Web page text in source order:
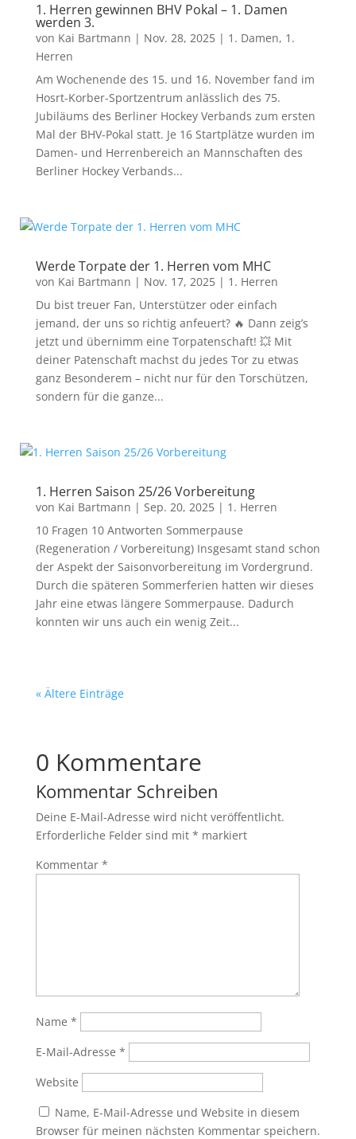
1. Herren gewinnen BHV Pokal – 1. Damen
werden 3.
von Kai Bartmann | Nov. 28, 2025| 1. Damen, 1.
Herren
Am Wochenende des 15. und 16. November fand im
Hosrt-Korber-Sportzentrum anlässlich des 75.
Jubiläums des Berliner Hockey Verbands zum ersten
Mal der BHV-Pokal statt. Je 16 Startplätze wurden im
Damen- und Herrenbereich an Mannschaften des
Berliner Hockey Verbands...
Werde Torpate der 1. Herren vom MHC
von Kai Bartmann | Nov. 17, 2025| 1. Herren
Du bist treuer Fan, Unterstützer oder einfach
jemand, der uns so richtig anfeuert? 🔥 Dann zeig’s
jetzt und übernimm eine Torpatenschaft! 💥 Mit
deiner Patenschaft machst du jedes Tor zu etwas
ganz Besonderem – nicht nur für den Torschützen,
sondern für die ganze...
1. Herren Saison 25/26 Vorbereitung
von Kai Bartmann | Sep. 20, 2025| 1. Herren
10 Fragen 10 Antworten Sommerpause
(Regeneration / Vorbereitung) Insgesamt stand schon
der Aspekt der Saisonvorbereitung im Vordergrund.
Durch die späteren Sommerferien hatten wir dieses
Jahr eine etwas längere Sommerpause. Dadurch
konnten wir uns auch ein wenig Zeit...
« Ältere Einträge
0 Kommentare
Kommentar Schreiben
Deine E-Mail-Adresse wird nicht veröffentlicht.
Erforderliche Felder sind mit * markiert
Kommentar *
Name *
E-Mail-Adresse *
Website
Name, E-Mail-Adresse und Website in diesem
Browser für meinen nächsten Kommentar speichern.